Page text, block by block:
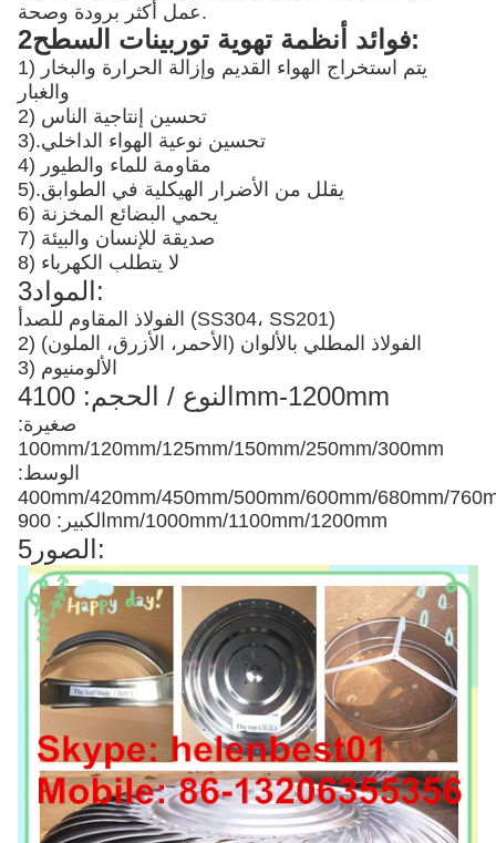
عمل أكثر برودة وصحة.
2فوائد أنظمة تهوية توربينات السطح:
1) يتم استخراج الهواء القديم وإزالة الحرارة والبخار
والغبار
2) تحسين إنتاجية الناس
3).تحسين نوعية الهواء الداخلي
4) مقاومة للماء والطيور
5).يقلل من الأضرار الهيكلية في الطوابق
6) يحمي البضائع المخزنة
7) صديقة للإنسان والبيئة
8) لا يتطلب الكهرباء
3المواد:
الفولاذ المقاوم للصدأ (SS304، SS201)
2) الفولاذ المطلي بالألوان (الأحمر، الأزرق، الملون)
3) الألومنيوم
4النوع / الحجم: 100mm-1200mm
صغيرة:
100mm/120mm/125mm/150mm/250mm/300mm
الوسط:
400mm/420mm/450mm/500mm/600mm/680mm/
الكبير: 900mm/1000mm/1100mm/1200mm
5الصور: